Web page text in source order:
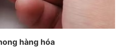
hàng hóa